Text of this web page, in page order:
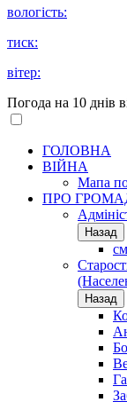
вологість:
тиск:
вітер:
Погода на 10 днів
ГОЛОВНА
ВІЙНА
Мапа
ПРО
Назад
Назад